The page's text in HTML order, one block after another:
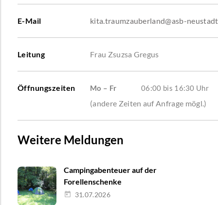
E-Mail kita.traumzauberland@asb-
Leitung Frau Zsuzsa Gregus
Öffnungszeiten Mo – Fr 06:00 bis 16:30 Uhr
(andere Zeiten auf Anfrage mögl.)
Weitere Meldungen
Campingabenteuer auf der
Forellenschenke
31.07.2026